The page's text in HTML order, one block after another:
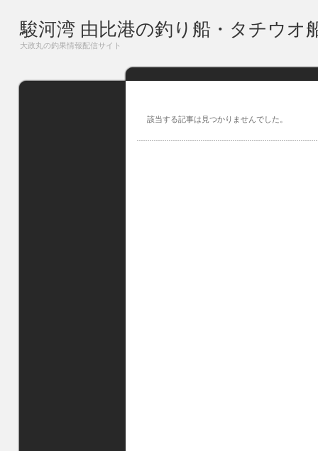
駿河湾 由比港の釣り船・タチウオ
大政丸の釣果情報配信サイト
該当する記事は見つかりませんでした。